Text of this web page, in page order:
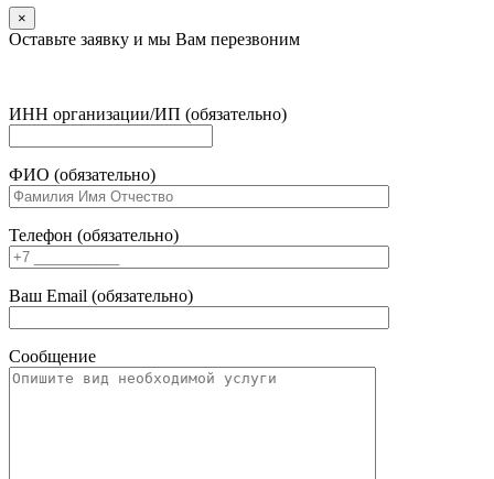
×
Оставьте заявку и мы Вам перезвоним
ИНН организации/ИП (обязательно)
ФИО (обязательно)
Телефон (обязательно)
Ваш Email (обязательно)
Сообщение